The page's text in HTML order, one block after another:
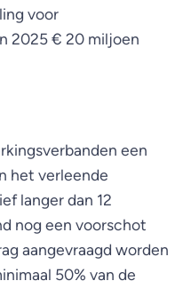
voor
2025 € 20 miljoen
een
het verleende
langer dan 12
nog een voorschot
aangevraagd worden
50% van de